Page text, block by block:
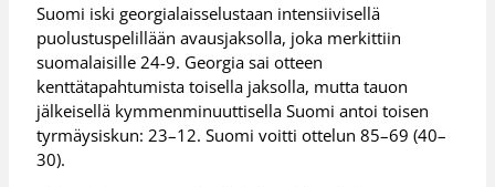
Suomi iski georgialaisselustaan intensiivisellä
puolustuspelillään avausjaksolla, joka merkittiin
suomalaisille 24-9. Georgia sai otteen
kenttätapahtumista toisella jaksolla, mutta tauon
jälkeisellä kymmenminuuttisella Suomi antoi toisen
tyrmäysiskun: 23–12. Suomi voitti ottelun 85–69 (40–
30).